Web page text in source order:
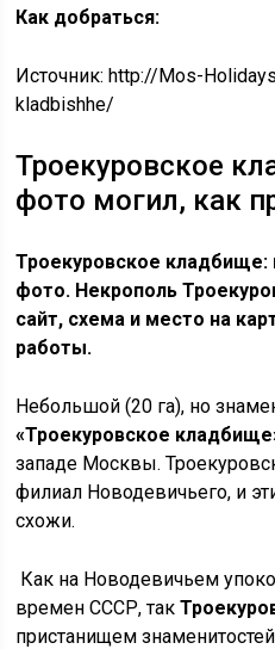
Как добраться:
Источник:http://Mos-
kladbishhe/
Троекуровское
фото могил, как
Троекуровское
фото. Некрополь
сайт, схема и место на
работы.
Небольшой (20 га), но
«Троекуровское
западе Москвы.
филиал Новодевичьего, и
схожи.
Как на Новодевичьем
времен СССР, так
пристанищем